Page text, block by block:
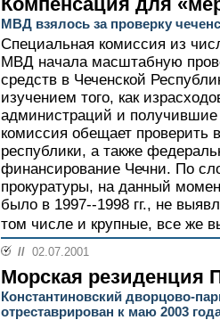
МВД взялось за проверку
Специальная комиссия из
МВД начала масштабную
средств в Чеченской
изучением того, как
администраций и
комиссия обещает проверить
республики, а также
финансирование Чечни. По
прокуратуры, на данный
было в 1997--1998 гг., не
том числе и крупные, все же
// 02.07.2001
Морская резиденция
Константиновский дворцово-
отреставрирован к маю 2003